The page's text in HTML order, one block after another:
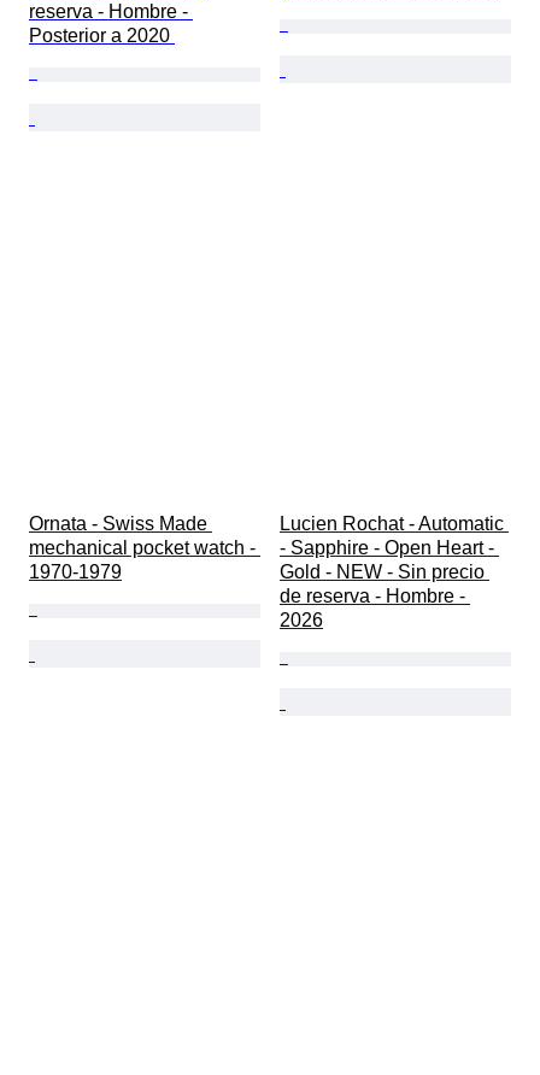
reserva - Hombre -
Posterior a 2020
Ornata - Swiss Made
mechanical pocket watch -
1970-1979
Lucien Rochat - Automatic
- Sapphire - Open Heart -
Gold - NEW - Sin precio
de reserva - Hombre -
2026